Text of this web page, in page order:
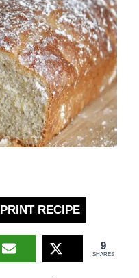
PRINT RECIPE
9
SHARES